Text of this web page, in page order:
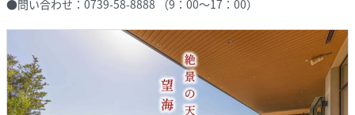
●問い合わせ：0739-58-8888 （9：00～17：00）